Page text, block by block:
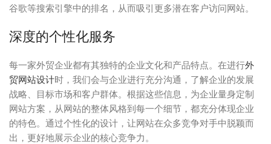
谷歌等搜索引擎中的排名，从而吸引更多潜在客户访问网站。
深度的个性化服务
每一家外贸企业都有其独特的企业文化和产品特点。在进行外
贸网站设计时，我们会与企业进行充分沟通，了解企业的发展
战略、目标市场和客户群体。根据这些信息，为企业量身定制
网站方案，从网站的整体风格到每一个细节，都充分体现企业
的特色。通过个性化的设计，让网站在众多竞争对手中脱颖而
出，更好地展示企业的核心竞争力。